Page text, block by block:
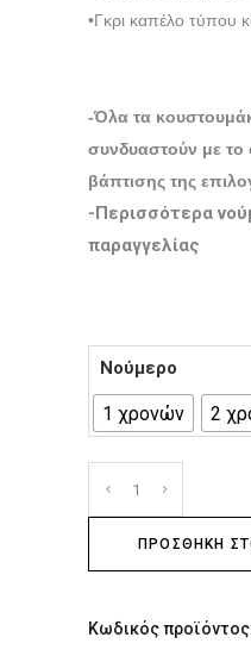
•Γκρι καπέλο τύπου
-Όλα τα
συνδυαστούν με
βάπτισης της
-Περισσότερα
παραγγελίας
Νούμερο
1 χρονών 2
ΠΡΟΣΘΉΚΗ
Κωδικός